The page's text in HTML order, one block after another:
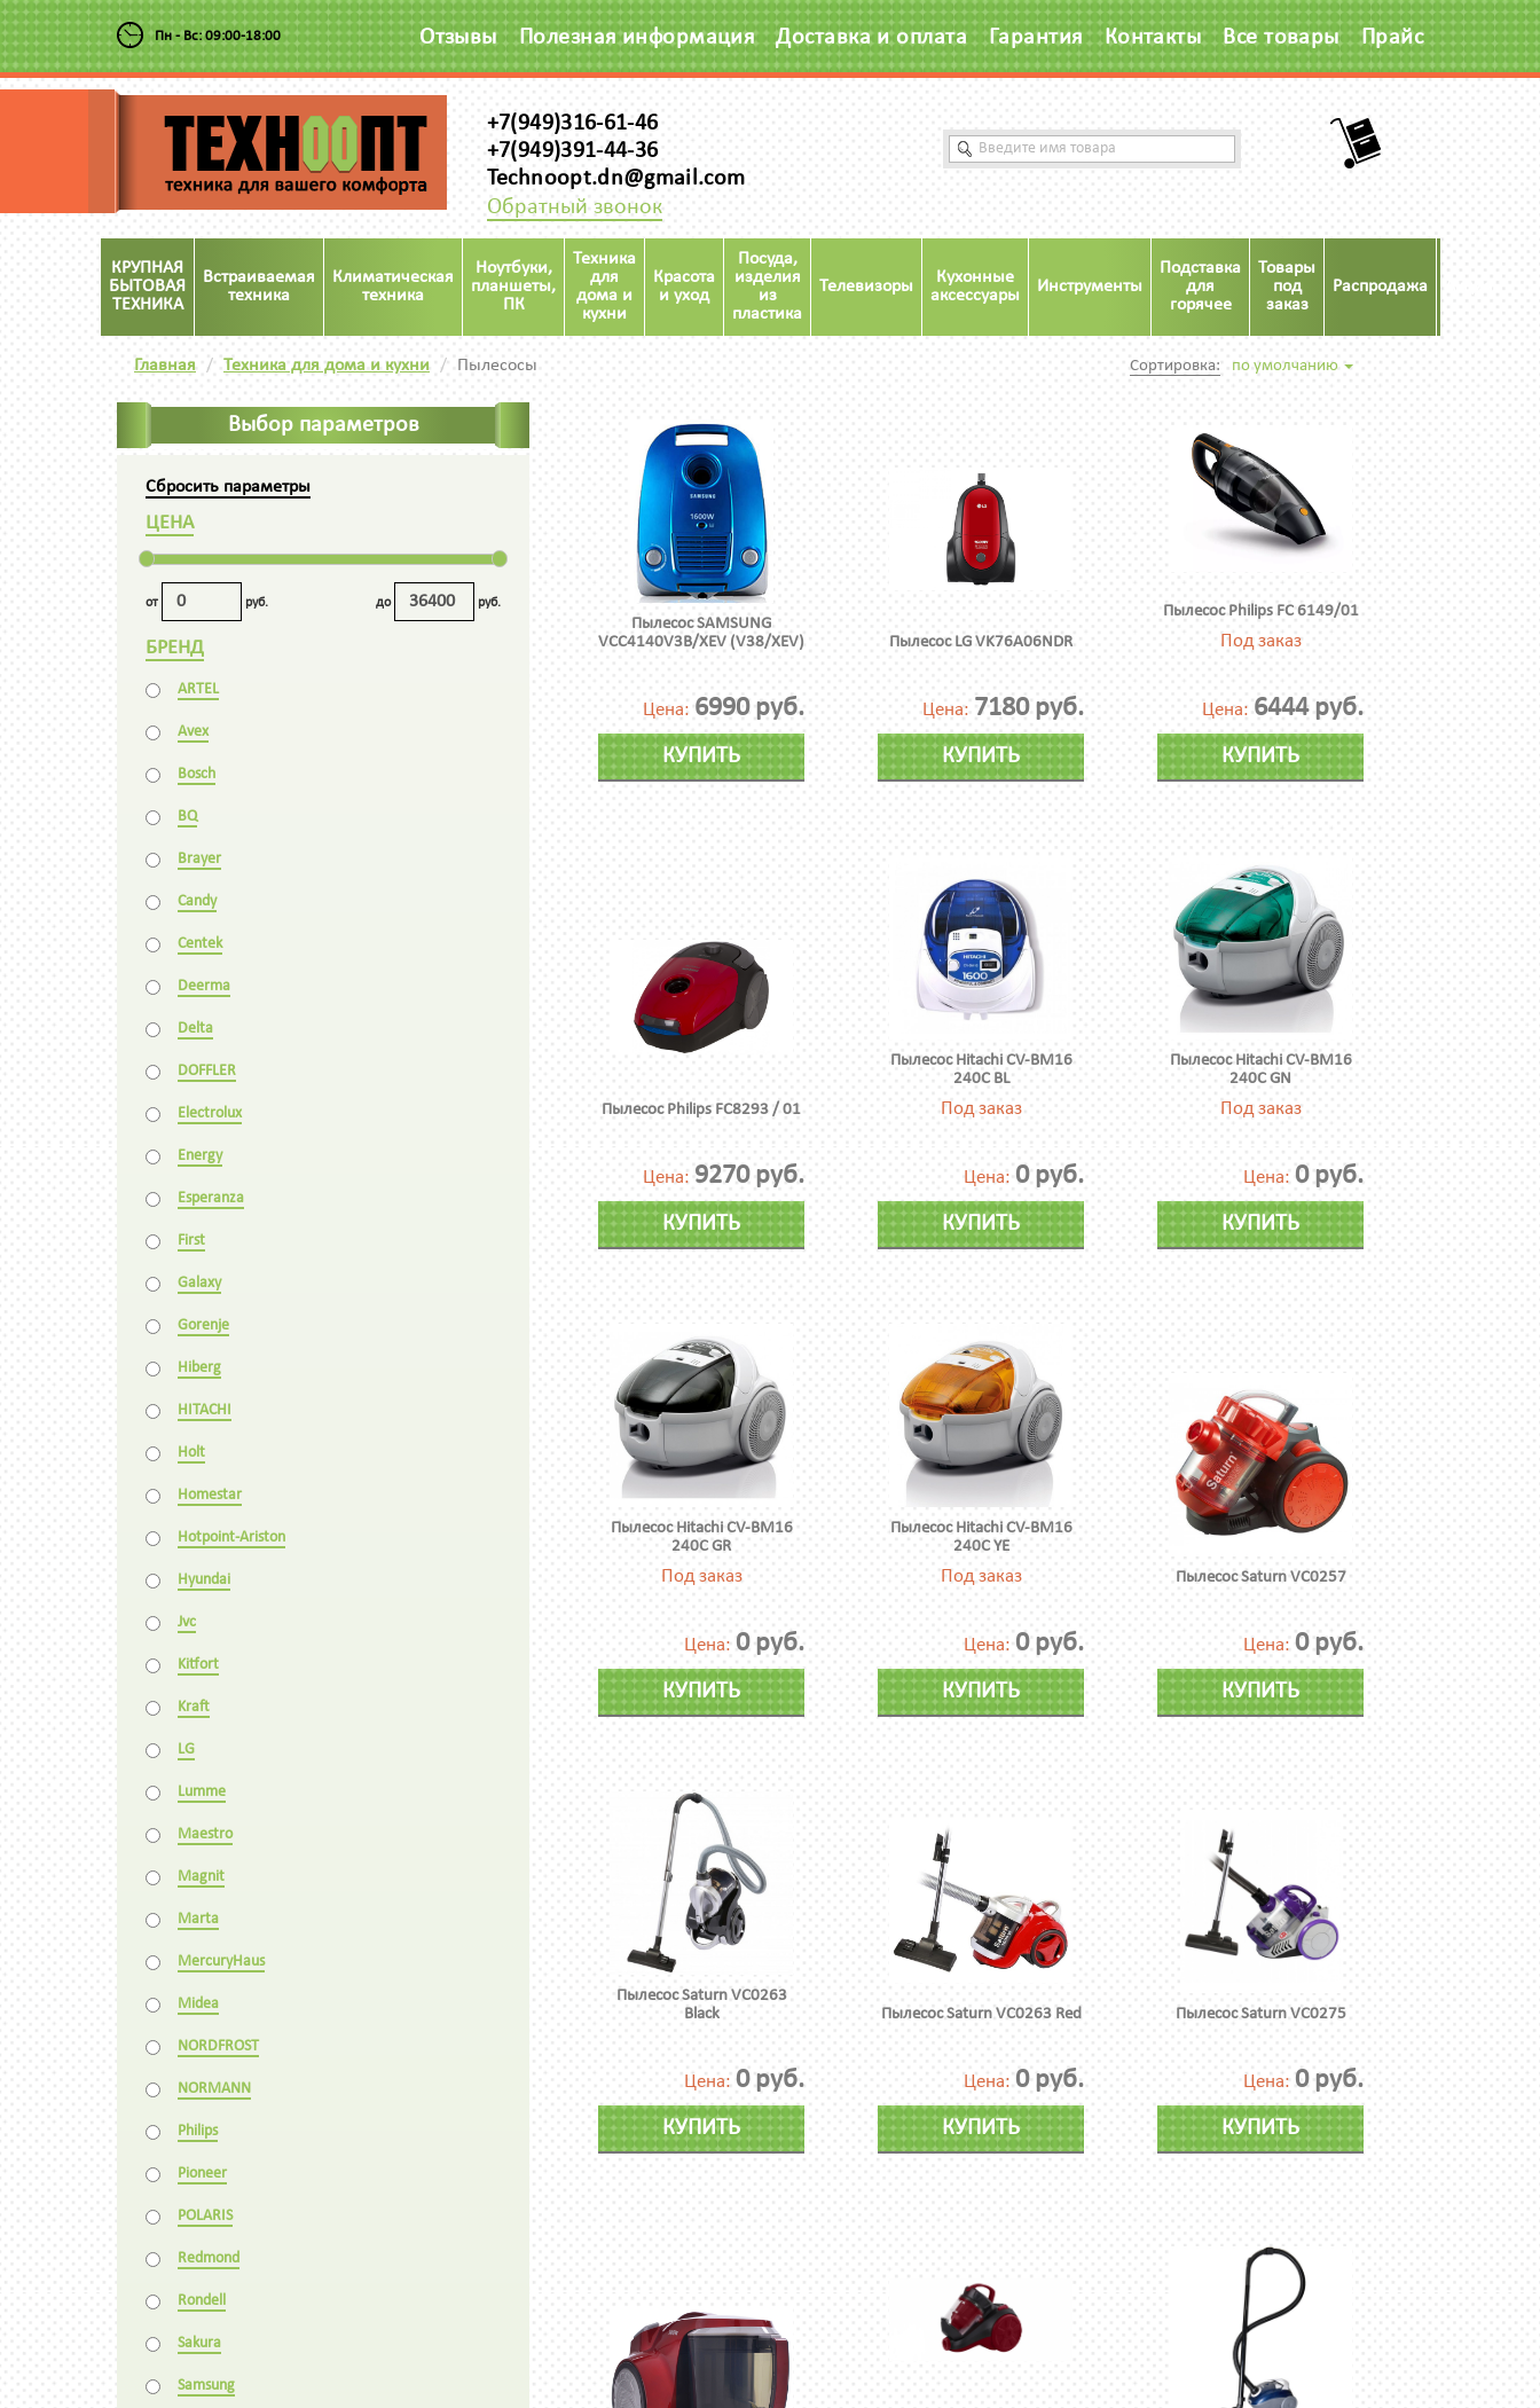
Пн - Вс: 09:00-18:00 Отзывы Полезная информация Доставка и оплата Гарантия Контакты Все товары Прайс
+7(949)316-61-46
+7(949)391-44-36
Technoopt.dn@gmail.com
Обратный звонок
КРУПНАЯ
БЫТОВАЯ
ТЕХНИКА
Встраиваемая
техника
Климатическая
техника
Ноутбуки,
планшеты,
ПК
Техника
для
дома и
кухни
Красота
и уход
Посуда,
изделия
из
пластика
Телевизоры
Кухонные
аксессуары
Инструменты
Подставка
для
горячее
Товары
под
заказ
Распродажа
Главная Техника для дома и кухни Пылесосы Сортировка: по умолчанию
Выбор параметров
Сбросить параметры
ЦЕНА
от руб. до руб.
БРЕНД
ARTEL
Avex
Bosch
BQ
Brayer
Candy
Centek
Deerma
Delta
DOFFLER
Electrolux
Energy
Esperanza
First
Galaxy
Gorenje
Hiberg
HITACHI
Holt
Homestar
Hotpoint-Ariston
Hyundai
Jvc
Kitfort
Kraft
LG
Lumme
Maestro
Magnit
Marta
MercuryHaus
Midea
NORDFROST
NORMANN
Philips
Pioneer
POLARIS
Redmond
Rondell
Sakura
Samsung
Пылесос SAMSUNG
VCC4140V3B/XEV (V38/XEV)
Цена: 6990 руб.
КУПИТЬ
Пылесос LG VK76A06NDR
Цена: 7180 руб.
КУПИТЬ
Пылесос Philips FC 6149/01
Под заказ
Цена: 6444 руб.
КУПИТЬ
Пылесос Philips FC8293 / 01
Цена: 9270 руб.
КУПИТЬ
Пылесос Hitachi CV-BM16
240C BL
Под заказ
Цена: 0 руб.
КУПИТЬ
Пылесос Hitachi CV-BM16
240C GN
Под заказ
Цена: 0 руб.
КУПИТЬ
Пылесос Hitachi CV-BM16
240C GR
Под заказ
Цена: 0 руб.
КУПИТЬ
Пылесос Hitachi CV-BM16
240C YE
Под заказ
Цена: 0 руб.
КУПИТЬ
Пылесос Saturn VC0257
Цена: 0 руб.
КУПИТЬ
Пылесос Saturn VC0263
Black
Цена: 0 руб.
КУПИТЬ
Пылесос Saturn VC0263 Red
Цена: 0 руб.
КУПИТЬ
Пылесос Saturn VC0275
Цена: 0 руб.
КУПИТЬ